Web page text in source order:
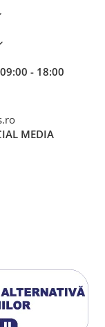
- 18:00
MEDIA